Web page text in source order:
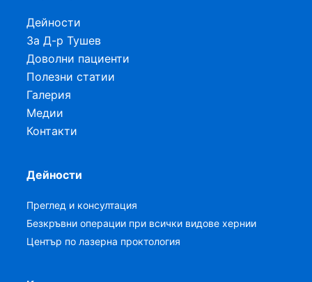
Дейности
За Д-р Тушев
Доволни пациенти
Полезни статии
Галерия
Медии
Контакти
Дейности
Преглед и консултация
Безкръвни операции при всички видове хернии
Център по лазерна проктология